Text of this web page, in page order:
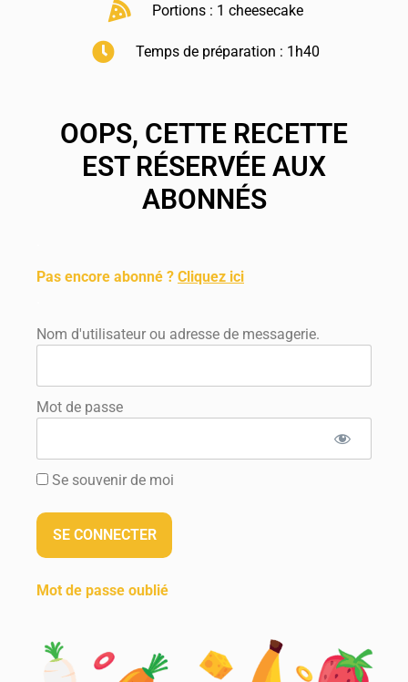
Portions : 1 cheesecake
Temps de préparation : 1h40
OOPS, CETTE RECETTE
EST RÉSERVÉE AUX
ABONNÉS
Pas encore abonné ? Cliquez ici
Nom d'utilisateur ou adresse de messagerie.
Mot de passe
Se souvenir de moi
Mot de passe oublié